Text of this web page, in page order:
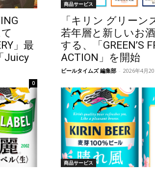
」最
Juicy
0
商品サービス
「キリン グリーン
若年層と新しいお
する、「GREEN’S
ACTION」を開始
ビールタイムズ 編集部 - 2026年4月20
商品サービス